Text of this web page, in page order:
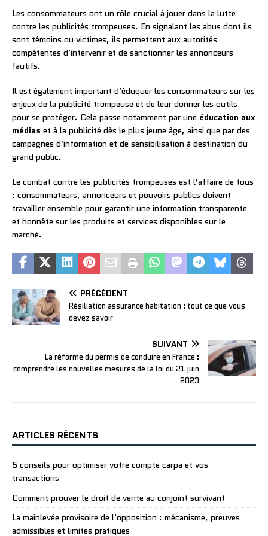
Les consommateurs ont un rôle crucial à jouer dans la lutte
contre les publicités trompeuses. En signalant les abus dont ils
sont témoins ou victimes, ils permettent aux autorités
compétentes d’intervenir et de sanctionner les annonceurs
fautifs.
Il est également important d’éduquer les consommateurs sur les
enjeux de la publicité trompeuse et de leur donner les outils
pour se protéger. Cela passe notamment par une éducation aux
médias et à la publicité dès le plus jeune âge, ainsi que par des
campagnes d’information et de sensibilisation à destination du
grand public.
Le combat contre les publicités trompeuses est l’affaire de tous
: consommateurs, annonceurs et pouvoirs publics doivent
travailler ensemble pour garantir une information transparente
et honnête sur les produits et services disponibles sur le
marché.
PRÉCÉDENT
Résiliation assurance habitation : tout ce que vous
devez savoir
SUIVANT
La réforme du permis de conduire en France :
comprendre les nouvelles mesures de la loi du 21 juin
2023
ARTICLES RÉCENTS
5 conseils pour optimiser votre compte carpa et vos
transactions
Comment prouver le droit de vente au conjoint survivant
La mainlevée provisoire de l’opposition : mécanisme, preuves
admissibles et limites pratiques